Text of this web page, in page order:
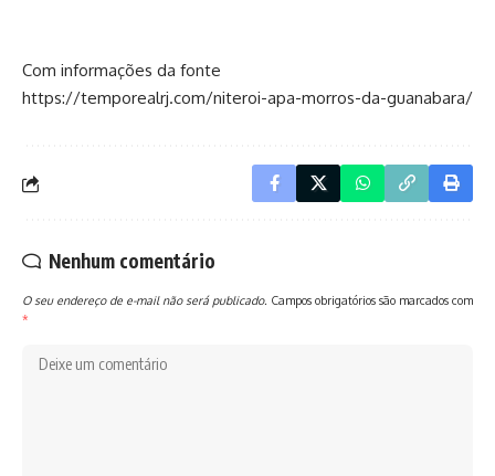
Com informações da fonte
https://temporealrj.com/niteroi-apa-morros-da-guanabara/
Nenhum comentário
O seu endereço de e-mail não será publicado. Campos obrigatórios são marcados com
*